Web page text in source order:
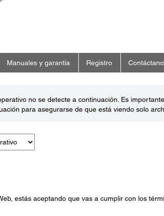
Manuales y garantía Registro
no se detecte a continuación. Es
para asegurarse de que está viendo solo
estás aceptando que vas a cumplir con los